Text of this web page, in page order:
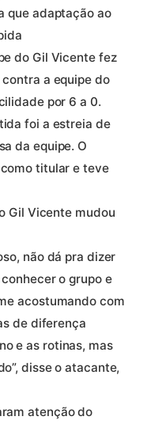
que adaptação ao
do Gil Vicente fez
a equipe do
por 6 a 0.
foi a estreia de
da equipe. O
titular e teve
Gil Vicente mudou
não dá pra dizer
o grupo e
acostumando com
de diferença
e as rotinas, mas
disse o atacante,
atenção do